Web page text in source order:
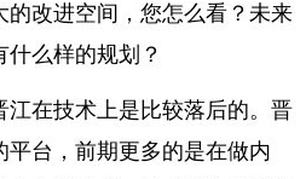
的改进空间，您怎么看？未来
什么样的规划？
在技术上是比较落后的。晋
台，前期更多的是在做内